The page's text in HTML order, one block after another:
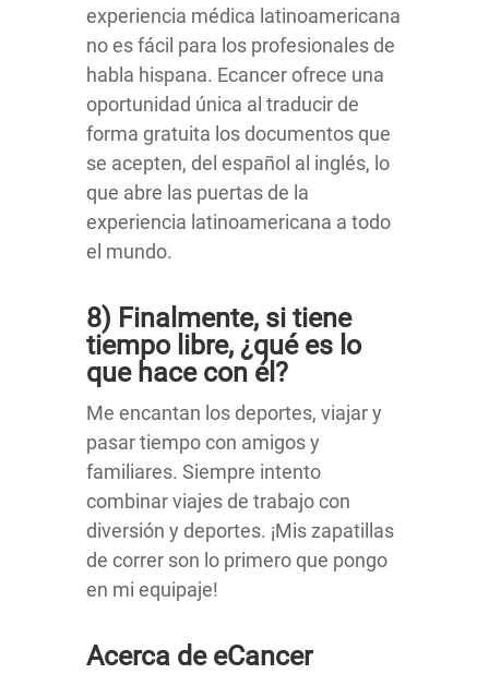
experiencia médica latinoamericana
no es fácil para los profesionales de
habla hispana. Ecancer ofrece una
oportunidad única al traducir de
forma gratuita los documentos que
se acepten, del español al inglés, lo
que abre las puertas de la
experiencia latinoamericana a todo
el mundo.
8) Finalmente, si tiene
tiempo libre, ¿qué es lo
que hace con él?
Me encantan los deportes, viajar y
pasar tiempo con amigos y
familiares. Siempre intento
combinar viajes de trabajo con
diversión y deportes. ¡Mis zapatillas
de correr son lo primero que pongo
en mi equipaje!
Acerca de eCancer